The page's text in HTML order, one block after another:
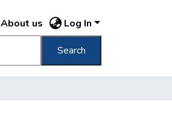
About us Log In
Search